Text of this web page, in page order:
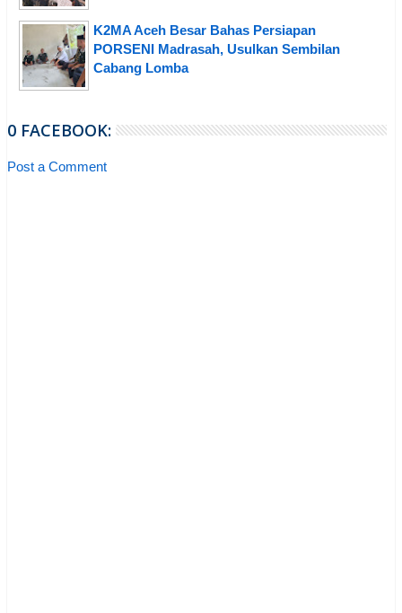
K2MA Aceh Besar Bahas Persiapan
PORSENI Madrasah, Usulkan Sembilan
Cabang Lomba
0 FACEBOOK:
Post a Comment